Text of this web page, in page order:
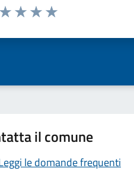
da 1 a 5 stelle la pagina
il comune
le domande frequenti